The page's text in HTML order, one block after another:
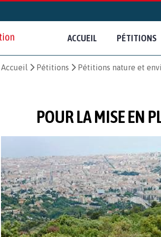
ACCUEIL PÉTITIONS
Accueil Pétitions Pétitions nature et
POUR LA MISE EN